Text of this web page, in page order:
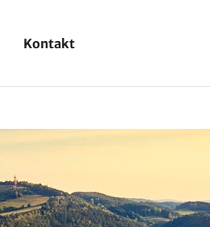
Kontakt